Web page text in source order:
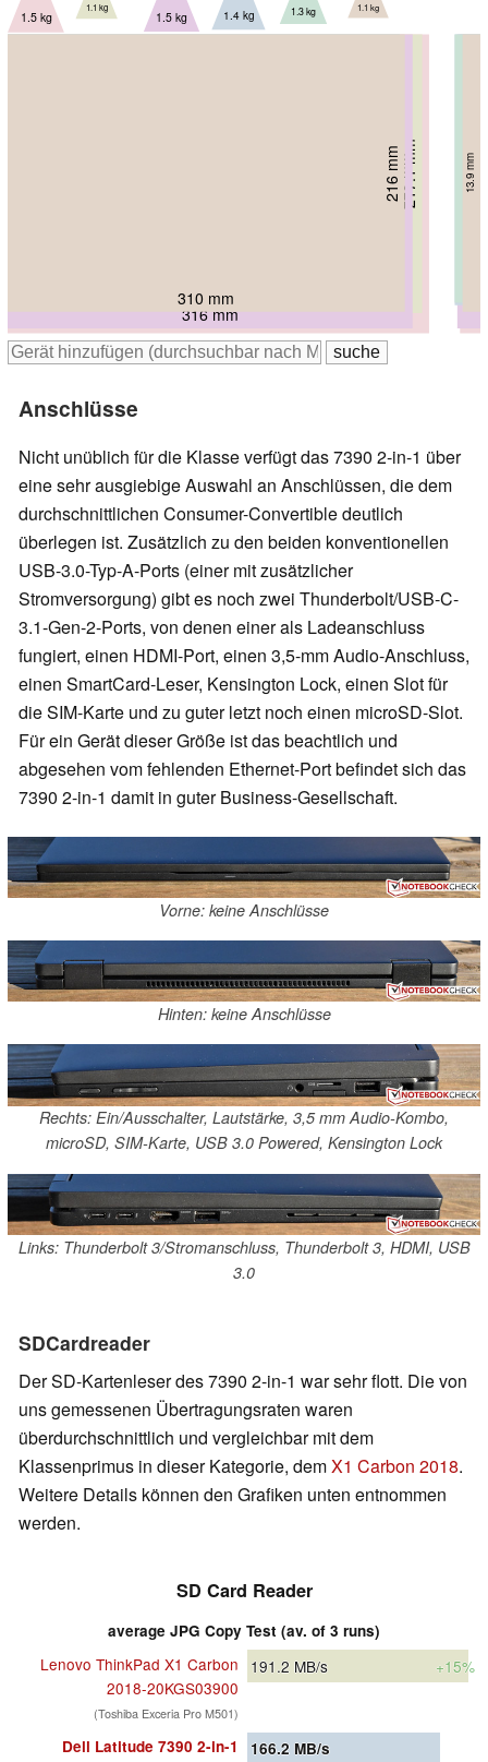
328.9 mm
232.8 mm 15.9 mm
1.5 kg
323.5 mm
217.1 mm 15.95 mm
1.1 kg
316 mm
229 mm 18 mm
1.5 kg
306 mm
211 mm 20 mm
1.4 kg
306 mm
209 mm 20 mm
1.3 kg
310 mm
216 mm 13.9 mm
1.1 kg
Anschlüsse
Nicht unüblich für die Klasse verfügt das 7390 2-in-1 über
eine sehr ausgiebige Auswahl an Anschlüssen, die dem
durchschnittlichen Consumer-Convertible deutlich
überlegen ist. Zusätzlich zu den beiden konventionellen
USB-3.0-Typ-A-Ports (einer mit zusätzlicher
Stromversorgung) gibt es noch zwei Thunderbolt/USB-C-
3.1-Gen-2-Ports, von denen einer als Ladeanschluss
fungiert, einen HDMI-Port, einen 3,5-mm Audio-Anschluss,
einen SmartCard-Leser, Kensington Lock, einen Slot für
die SIM-Karte und zu guter letzt noch einen microSD-Slot.
Für ein Gerät dieser Größe ist das beachtlich und
abgesehen vom fehlenden Ethernet-Port befindet sich das
7390 2-in-1 damit in guter Business-Gesellschaft.
Vorne: keine Anschlüsse
Hinten: keine Anschlüsse
Rechts: Ein/Ausschalter, Lautstärke, 3,5 mm Audio-Kombo,
microSD, SIM-Karte, USB 3.0 Powered, Kensington Lock
Links: Thunderbolt 3/Stromanschluss, Thunderbolt 3, HDMI, USB
3.0
SDCardreader
Der SD-Kartenleser des 7390 2-in-1 war sehr flott. Die von
uns gemessenen Übertragungsraten waren
überdurchschnittlich und vergleichbar mit dem
Klassenprimus in dieser Kategorie, demX1 Carbon 2018.
Weitere Details können den Grafiken unten entnommen
werden.
SD Card Reader
average JPG Copy Test (av. of 3 runs)
Lenovo ThinkPad X1 Carbon
2018-20KGS03900
(Toshiba Exceria Pro M501)
191.2 MB/s +15%
Dell Latitude 7390 2-in-1 166.2 MB/s